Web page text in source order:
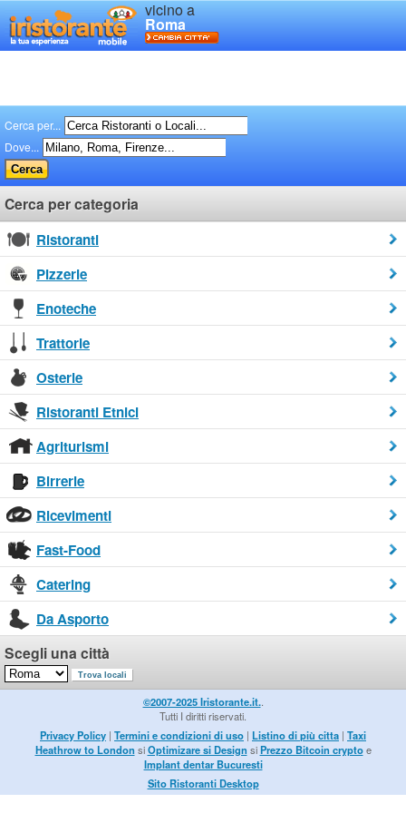
vicino a
Roma
Cerca per...
Dove...
Cerca per categoria
Ristoranti
Pizzerie
Enoteche
Trattorie
Osterie
Ristoranti Etnici
Agriturismi
Birrerie
Ricevimenti
Fast-Food
Catering
Da Asporto
Scegli una città
©2007-2025 Iristorante.it..
Tutti I diritti riservati.
Privacy Policy | Termini e condizioni di uso | Listino di più citta | Taxi
Heathrow to London siOptimizare si Design siPrezzo Bitcoin cryptoe
Implant dentar Bucuresti
Sito Ristoranti Desktop